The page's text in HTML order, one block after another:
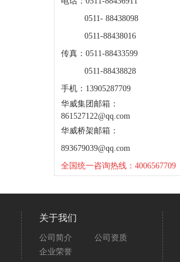
0511- 88438098
0511-88438016
传真：0511-88433599
0511-88438828
手机：13905287709
华威集团邮箱：
861527122@qq.com
华威桥架邮箱：
893679039@qq.com
全国统一咨询热线：4006567709
关于我们
公司简介
公司资质
企业荣誉